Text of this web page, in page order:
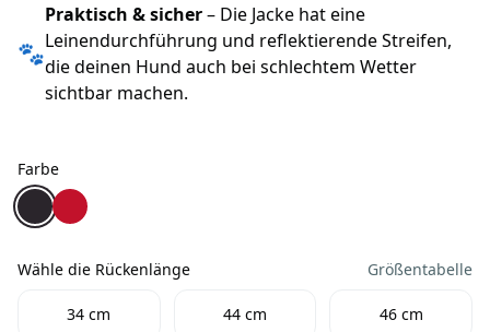
🐾
Praktisch & sicher– Die Jacke hat eine
Leinendurchführung und reflektierende Streifen,
die deinen Hund auch bei schlechtem Wetter
sichtbar machen.
Farbe
Farbe
Wolters Regenjacke Easy Rain für Dackel schwarz/
Wolters Regenjacke Easy Rain für Dackel schwarz/
Wähle die Rückenlänge Größentabelle
34 cm 44 cm 46 cm